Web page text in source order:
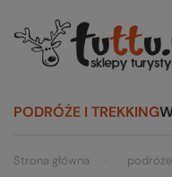
PODRÓŻE I TREKKING
Strona główna